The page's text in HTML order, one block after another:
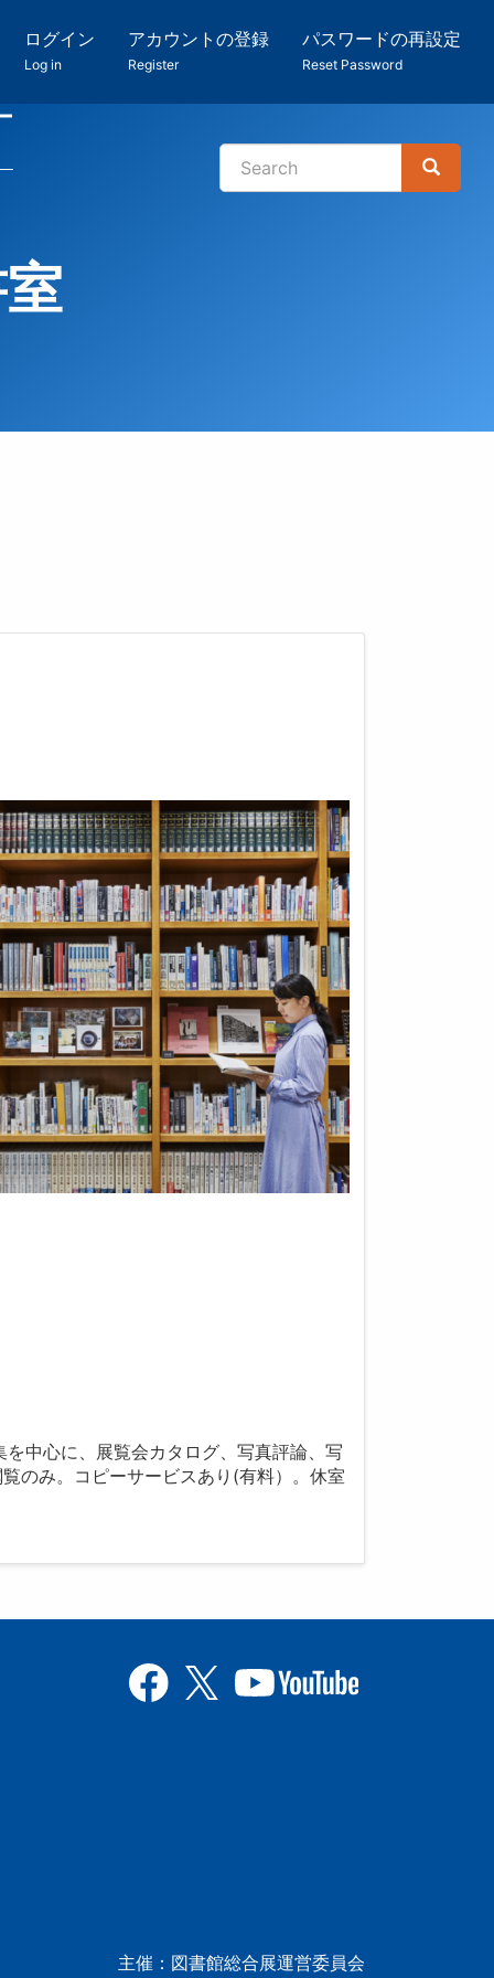
ログイン
Log in
アカウントの登録
Register
パスワードの再設定
Reset Password
検
Search
Search
中心に、展覧会カタログ、写真評論、写
のみ。コピーサービスあり(有料）。休室
主催：図書館総合展運営委員会